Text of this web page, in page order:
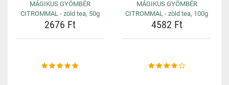
MÁGIKUS GYÖMBÉR
CITROMMAL - zöld tea, 50g
2676 Ft
MÁGIKUS GYÖMBÉR
CITROMMAL - zöld tea, 100g
4582 Ft